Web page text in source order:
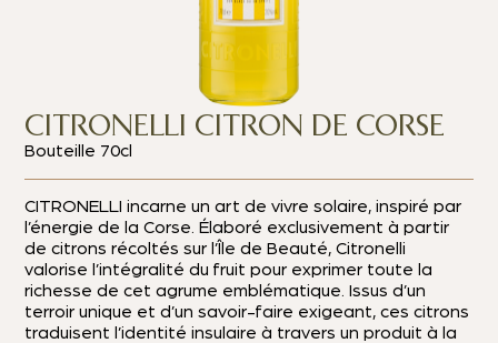
CITRONELLI CITRON DE CORSE
Bouteille 70cl
CITRONELLI incarne un art de vivre solaire, inspiré par
l’énergie de la Corse. Élaboré exclusivement à partir
de citrons récoltés sur l’Île de Beauté, Citronelli
valorise l’intégralité du fruit pour exprimer toute la
richesse de cet agrume emblématique. Issus d’un
terroir unique et d’un savoir-faire exigeant, ces citrons
traduisent l’identité insulaire à travers un produit à la